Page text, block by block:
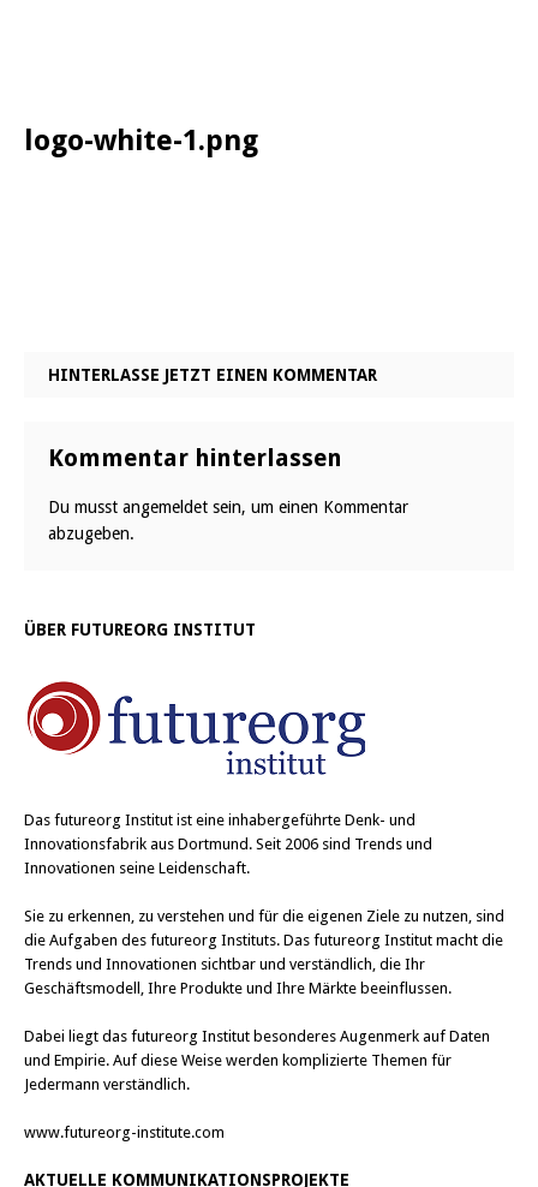
logo-white-1.png
HINTERLASSE JETZT EINEN KOMMENTAR
Kommentar hinterlassen
Du musst angemeldet sein, um einen Kommentar
abzugeben.
ÜBER FUTUREORG INSTITUT
Das futureorg Institut ist eine inhabergeführte Denk- und
Innovationsfabrik aus Dortmund. Seit 2006 sind Trends und
Innovationen seine Leidenschaft.
Sie zu erkennen, zu verstehen und für die eigenen Ziele zu nutzen, sind
die Aufgaben des futureorg Instituts. Das futureorg Institut macht die
Trends und Innovationen sichtbar und verständlich, die Ihr
Geschäftsmodell, Ihre Produkte und Ihre Märkte beeinflussen.
Dabei liegt das futureorg Institut besonderes Augenmerk auf Daten
und Empirie. Auf diese Weise werden komplizierte Themen für
Jedermann verständlich.
www.futureorg-institute.com
AKTUELLE KOMMUNIKATIONSPROJEKTE